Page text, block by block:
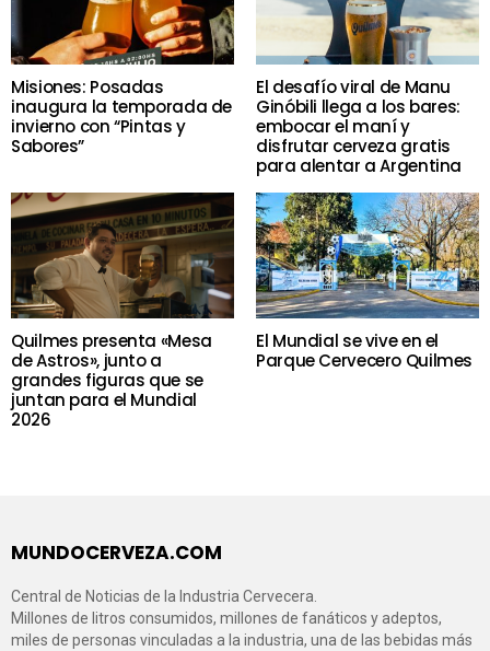
Misiones: Posadas
inaugura la temporada de
invierno con “Pintas y
Sabores”
El desafío viral de Manu
Ginóbili llega a los bares:
embocar el maní y
disfrutar cerveza gratis
para alentar a Argentina
Quilmes presenta «Mesa
de Astros», junto a
grandes figuras que se
juntan para el Mundial
2026
El Mundial se vive en el
Parque Cervecero Quilmes
MUNDOCERVEZA.COM
Central de Noticias de la Industria Cervecera.
Millones de litros consumidos, millones de fanáticos y adeptos,
miles de personas vinculadas a la industria, una de las bebidas más